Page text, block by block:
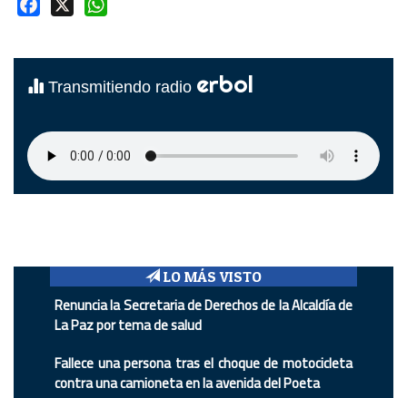
Facebook
Transmitiendo radio erbol
LO MÁS VISTO
Renuncia la Secretaria de Derechos de la Alcaldía de
La Paz por tema de salud
Fallece una persona tras el choque de motocicleta
contra una camioneta en la avenida del Poeta